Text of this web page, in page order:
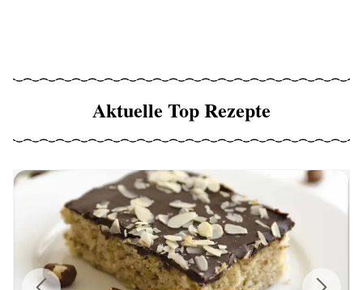
Aktuelle Top Rezepte